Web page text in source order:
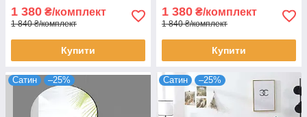
1 380 ₴/комплект
1 840 ₴/комплект
Купити
1 380 ₴/комплект
1 840 ₴/комплект
Купити
Сатин –25% Сатин –25%